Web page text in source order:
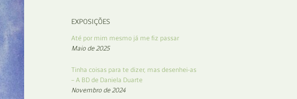
EXPOSIÇÕES
Até por mim mesmo já me fiz passar
Maio de 2025
Tinha coisas para te dizer, mas desenhei-as
– A BD de Daniela Duarte
Novembro de 2024